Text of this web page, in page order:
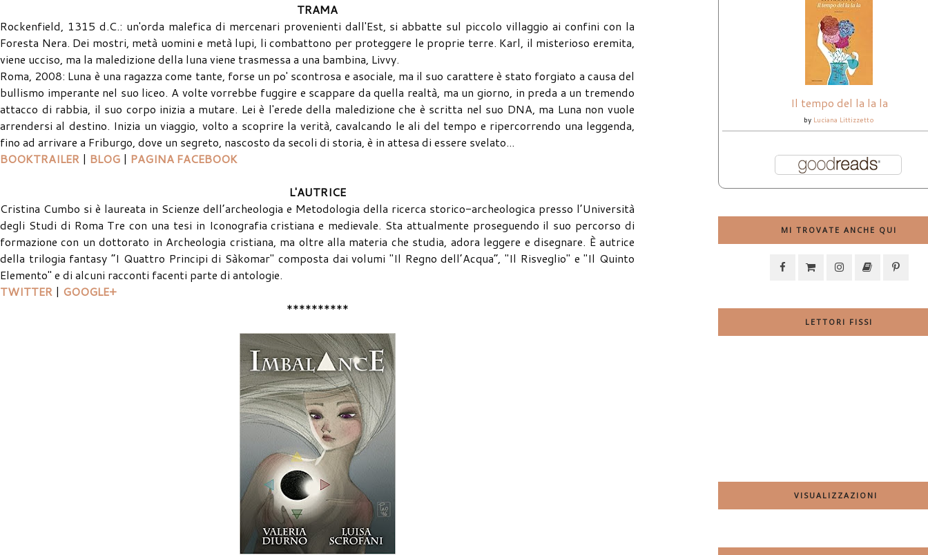
TRAMA
Rockenfield, 1315 d.C.: un'orda malefica di mercenari provenienti dall'Est, si abbatte sul piccolo villaggio ai confini con la
Foresta Nera. Dei mostri, metà uomini e metà lupi, li combattono per proteggere le proprie terre. Karl, il misterioso eremita,
viene ucciso, ma la maledizione della luna viene trasmessa a una bambina, Livvy.
Roma, 2008: Luna è una ragazza come tante, forse un po' scontrosa e asociale, ma il suo carattere è stato forgiato a causa del
bullismo imperante nel suo liceo. A volte vorrebbe fuggire e scappare da quella realtà, ma un giorno, in preda a un tremendo
attacco di rabbia, il suo corpo inizia a mutare. Lei è l'erede della maledizione che è scritta nel suo DNA, ma Luna non vuole
arrendersi al destino. Inizia un viaggio, volto a scoprire la verità, cavalcando le ali del tempo e ripercorrendo una leggenda,
fino ad arrivare a Friburgo, dove un segreto, nascosto da secoli di storia, è in attesa di essere svelato...
BOOKTRAILER | BLOG | PAGINA FACEBOOK
L'AUTRICE
Cristina Cumbo si è laureata in Scienze dell’archeologia e Metodologia della ricerca storico-archeologica presso l’Università
degli Studi di Roma Tre con una tesi in Iconografia cristiana e medievale. Sta attualmente proseguendo il suo percorso di
formazione con un dottorato in Archeologia cristiana, ma oltre alla materia che studia, adora leggere e disegnare. È autrice
della trilogia fantasy “I Quattro Principi di Sàkomar" composta dai volumi "Il Regno dell’Acqua”, "Il Risveglio" e "Il Quinto
Elemento" e di alcuni racconti facenti parte di antologie.
TWITTER | GOOGLE+
**********
Il tempo del la la la
by Luciana Littizzetto
MI TROVATE ANCHE QUI
LETTORI FISSI
VISUALIZZAZIONI